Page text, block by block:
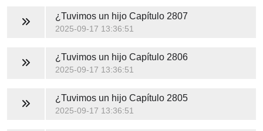
¿Tuvimos un hijoCapítulo 2807
2025-09-17 13:36:51
¿Tuvimos un hijoCapítulo 2806
2025-09-17 13:36:51
¿Tuvimos un hijoCapítulo 2805
2025-09-17 13:36:51